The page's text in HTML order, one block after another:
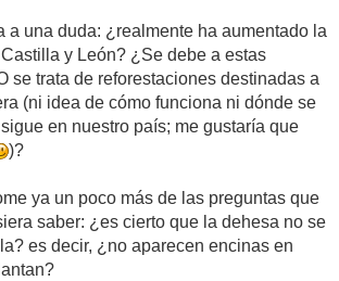
a una duda: ¿realmente ha aumentado la
y León? ¿Se debe a estas
se trata de reforestaciones destinadas a
(ni idea de cómo funciona ni dónde se
en nuestro país; me gustaría que
)?
ya un poco más de las preguntas que
saber: ¿es cierto que la dehesa no se
es decir, ¿no aparecen encinas en